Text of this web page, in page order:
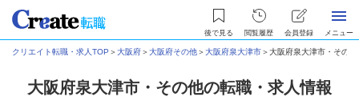
後で見る 閲覧履歴 会員登録 メニュー
クリエイト転職・求人TOP ＞大阪府＞大阪府その他＞大阪府泉大津市＞大阪府泉大津市・その
大阪府泉大津市・その他の転職・求人情報